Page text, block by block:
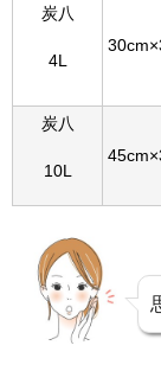
炭八
4L
炭八
10L